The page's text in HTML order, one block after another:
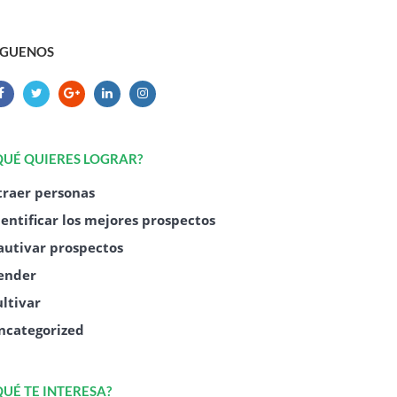
QUIERES LOGRAR?
personas
los mejores prospectos
prospectos
TE INTERESA?